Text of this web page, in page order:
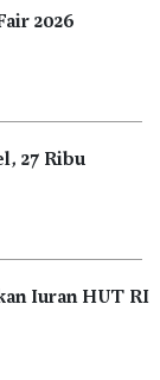
2026
27 Ribu
Iuran HUT RI